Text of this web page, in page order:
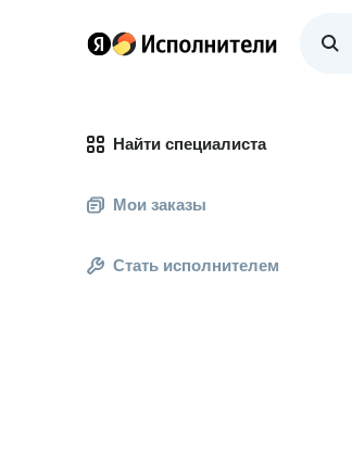
Найти специалиста
Мои заказы
Стать исполнителем